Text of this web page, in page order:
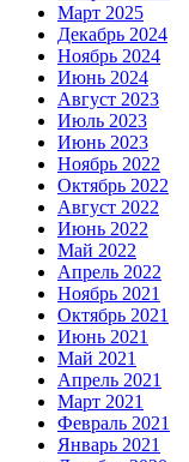
Март 2025
Декабрь 2024
Ноябрь 2024
Июнь 2024
Август 2023
Июль 2023
Июнь 2023
Ноябрь 2022
Октябрь 2022
Август 2022
Июнь 2022
Май 2022
Апрель 2022
Ноябрь 2021
Октябрь 2021
Июнь 2021
Май 2021
Апрель 2021
Март 2021
Февраль 2021
Январь 2021